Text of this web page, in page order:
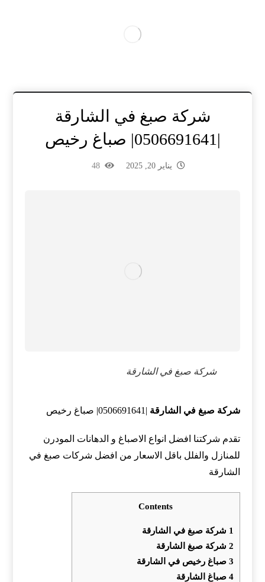
شركة صبغ في الشارقة
|0506691641| صباغ رخيص
يناير 20, 2025 48
شركة صبغ في الشارقة
شركة صبغ في الشارقة |0506691641| صباغ رخيص
تقدم شركتنا افضل انواع الاصباغ و الدهانات المودرن
للمنازل والفلل باقل الاسعار من افضل شركات صبغ في
الشارقة
Contents
1 شركة صبغ في الشارقة
2 شركة صبغ الشارقة
3 صباغ رخيص في الشارقة
4 صباغ الشارقة